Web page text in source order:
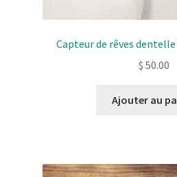
Capteur de rêves
$ 50.00
Ajouter au